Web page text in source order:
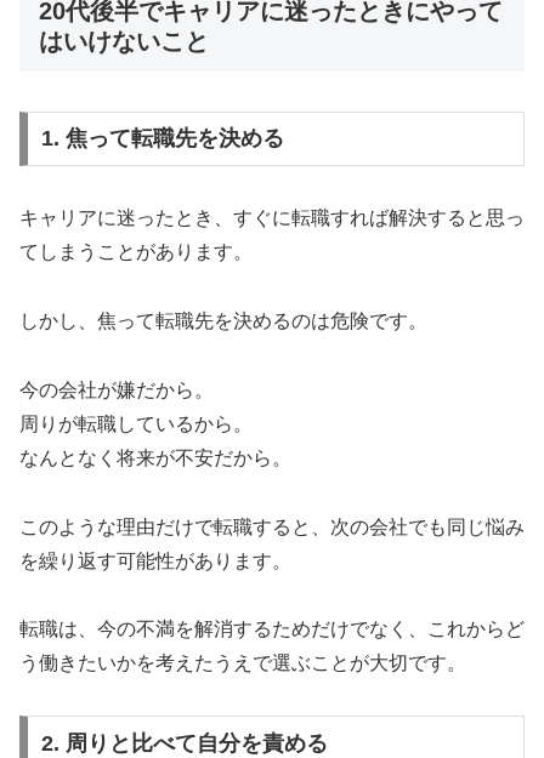
20代後半でキャリアに迷ったときにやって
はいけないこと
1. 焦って転職先を決める
キャリアに迷ったとき、すぐに転職すれば解決すると思っ
てしまうことがあります。
しかし、焦って転職先を決めるのは危険です。
今の会社が嫌だから。
周りが転職しているから。
なんとなく将来が不安だから。
このような理由だけで転職すると、次の会社でも同じ悩み
を繰り返す可能性があります。
転職は、今の不満を解消するためだけでなく、これからど
う働きたいかを考えたうえで選ぶことが大切です。
2. 周りと比べて自分を責める